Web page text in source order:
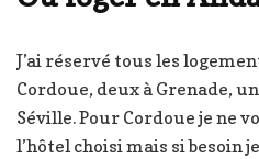
J’ai réservé tous les
Cordoue, deux à Grenade,
Séville. Pour Cordoue je ne
l’hôtel choisi mais si besoin